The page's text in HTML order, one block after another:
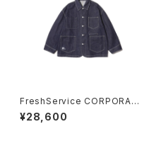
FreshService CORPORATE
DENIM ENGINEER JACKET
(ONE WASH)
¥28,600